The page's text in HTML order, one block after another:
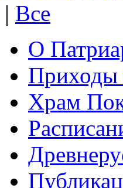
| Все
О
Приходы
Храм